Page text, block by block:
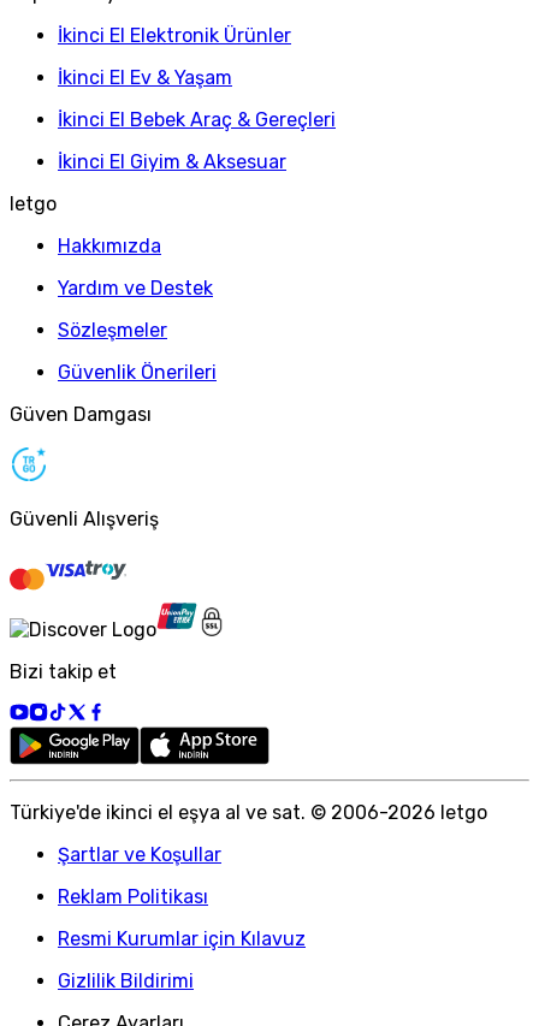
İkinci El Elektronik Ürünler
İkinci El Ev & Yaşam
İkinci El Bebek Araç & Gereçleri
İkinci El Giyim & Aksesuar
letgo
Hakkımızda
Yardım ve Destek
Sözleşmeler
Güvenlik Önerileri
Güven Damgası
Güvenli Alışveriş
Bizi takip et
Türkiye'de ikinci el eşya al ve sat. © 2006-2026 letgo
Şartlar ve Koşullar
Reklam Politikası
Resmi Kurumlar için Kılavuz
Gizlilik Bildirimi